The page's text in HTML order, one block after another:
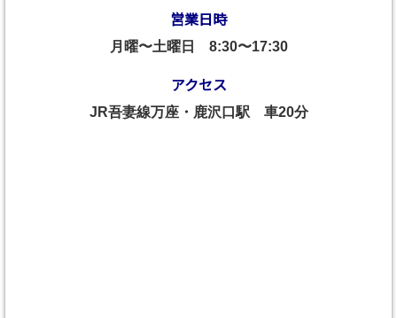
営業日時
月曜〜土曜日 8:30〜17:30
アクセス
JR吾妻線万座・鹿沢口駅 車20分